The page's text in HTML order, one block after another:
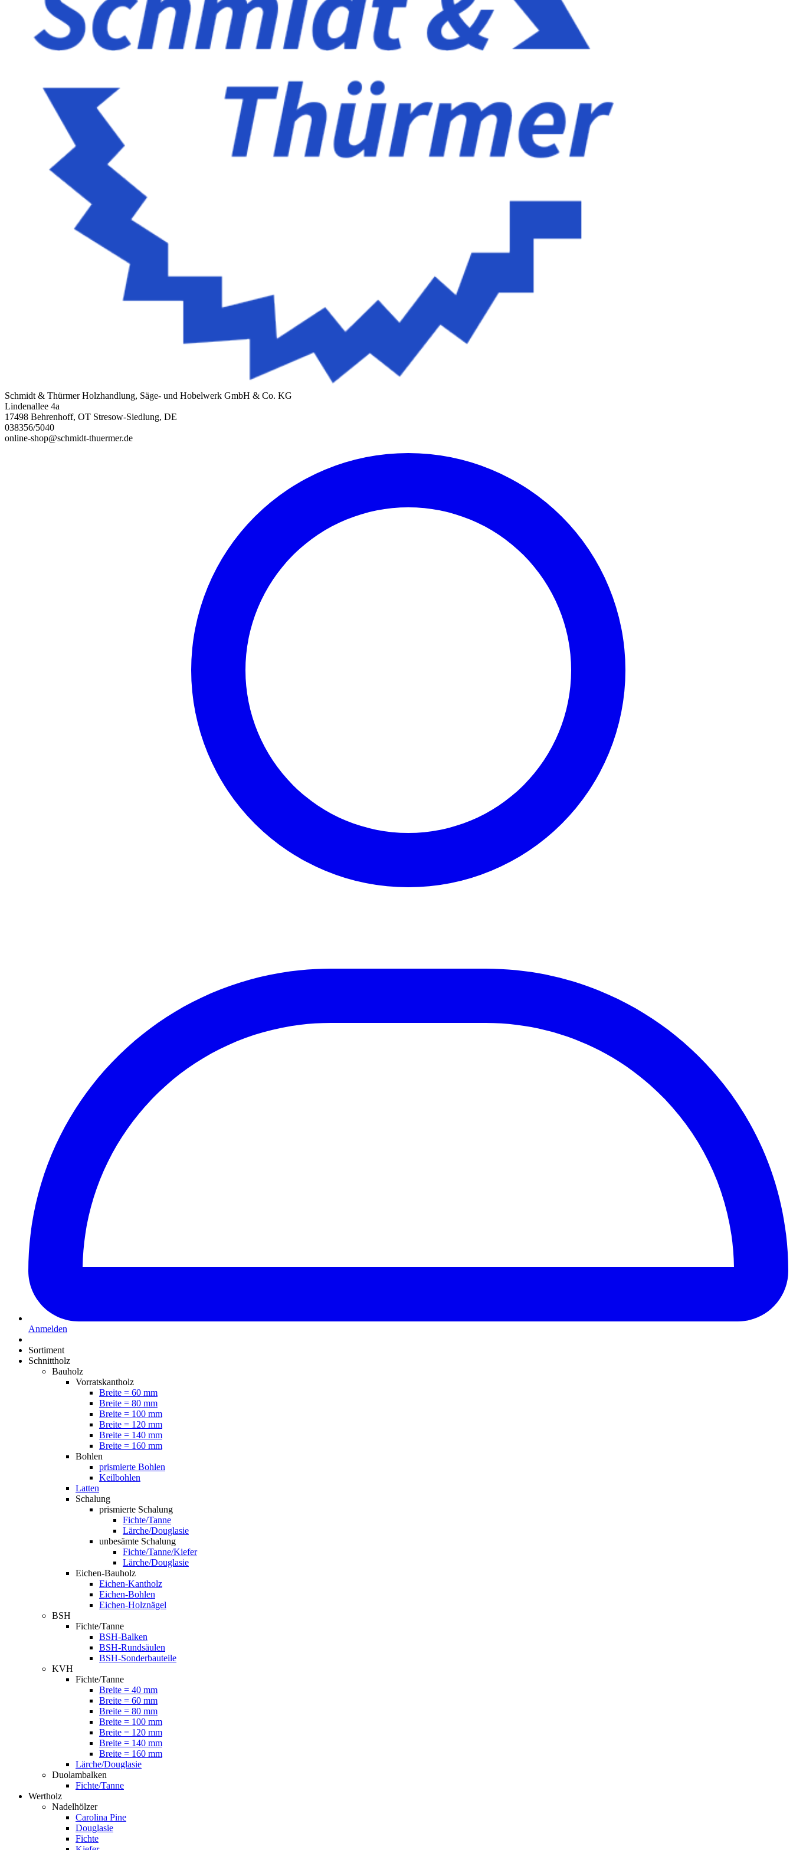
Schmidt & Thürmer Holzhandlung, Säge- und Hobelwerk GmbH & Co. KG
Lindenallee 4a
17498 Behrenhoff, OT Stresow-Siedlung, DE
038356/5040
online-shop@schmidt-thuermer.de
Anmelden
Sortiment
Schnittholz
Bauholz
Vorratskantholz
Breite = 60 mm
Breite = 80 mm
Breite = 100 mm
Breite = 120 mm
Breite = 140 mm
Breite = 160 mm
Bohlen
prismierte Bohlen
Keilbohlen
Latten
Schalung
prismierte Schalung
Fichte/Tanne
Lärche/Douglasie
unbesämte Schalung
Fichte/Tanne/Kiefer
Lärche/Douglasie
Eichen-Bauholz
Eichen-Kantholz
Eichen-Bohlen
Eichen-Holznägel
BSH
Fichte/Tanne
BSH-Balken
BSH-Rundsäulen
BSH-Sonderbauteile
KVH
Fichte/Tanne
Breite = 40 mm
Breite = 60 mm
Breite = 80 mm
Breite = 100 mm
Breite = 120 mm
Breite = 140 mm
Breite = 160 mm
Lärche/Douglasie
Duolambalken
Fichte/Tanne
Wertholz
Nadelhölzer
Carolina Pine
Douglasie
Fichte